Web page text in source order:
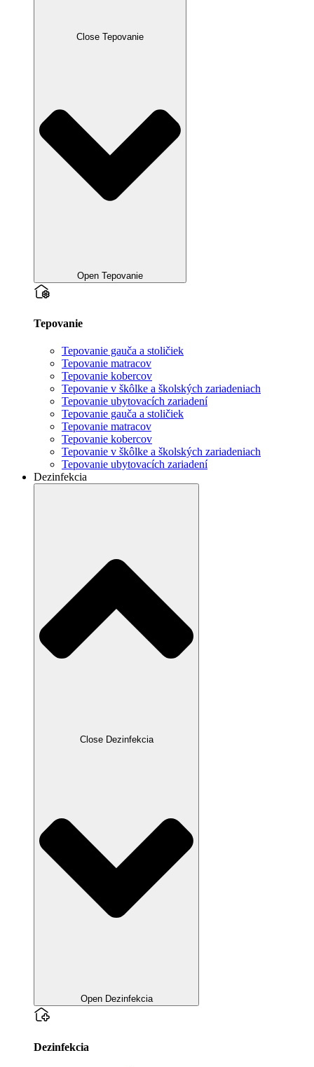
Close Tepovanie
Open Tepovanie
Tepovanie
Tepovanie gauča a stoličiek
Tepovanie matracov
Tepovanie kobercov
Tepovanie v škôlke a školských zariadeniach
Tepovanie ubytovacích zariadení
Tepovanie gauča a stoličiek
Tepovanie matracov
Tepovanie kobercov
Tepovanie v škôlke a školských zariadeniach
Tepovanie ubytovacích zariadení
Dezinfekcia
Close Dezinfekcia
Open Dezinfekcia
Dezinfekcia